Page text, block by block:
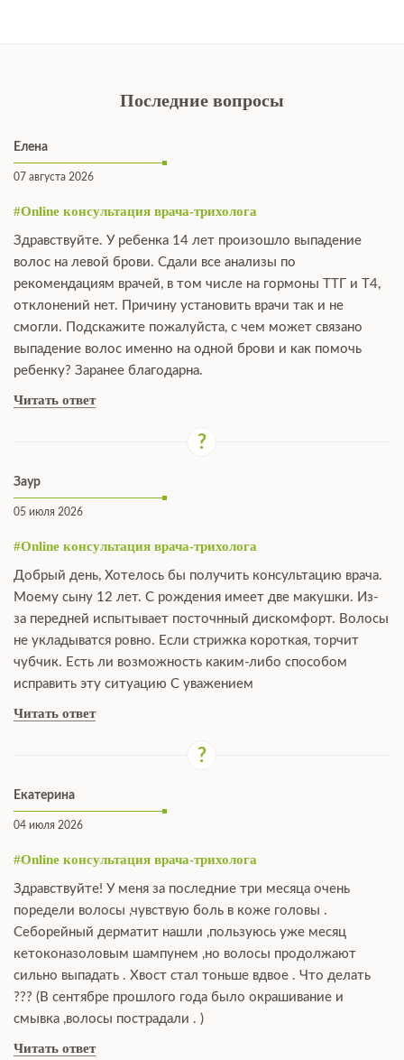
Последние вопросы
Елена
07 августа 2026
#Online консультация врача-трихолога
Здравствуйте. У ребенка 14 лет произошло выпадение
волос на левой брови. Сдали все анализы по
рекомендациям врачей, в том числе на гормоны ТТГ и Т4,
отклонений нет. Причину установить врачи так и не
смогли. Подскажите пожалуйста, с чем может связано
выпадение волос именно на одной брови и как помочь
ребенку? Заранее благодарна.
Читать ответ
Заур
05 июля 2026
#Online консультация врача-трихолога
Добрый день, Хотелось бы получить консультацию врача.
Моему сыну 12 лет. С рождения имеет две макушки. Из-
за передней испытывает посточнный дискомфорт. Волосы
не укладыватся ровно. Если стрижка короткая, торчит
чубчик. Есть ли возможность каким-либо способом
исправить эту ситуацию С уважением
Читать ответ
Екатерина
04 июля 2026
#Online консультация врача-трихолога
Здравствуйте! У меня за последние три месяца очень
поредели волосы ,чувствую боль в коже головы .
Себорейный дерматит нашли ,пользуюсь уже месяц
кетоконазоловым шампунем ,но волосы продолжают
сильно выпадать . Хвост стал тоньше вдвое . Что делать
??? (В сентябре прошлого года было окрашивание и
смывка ,волосы пострадали . )
Читать ответ